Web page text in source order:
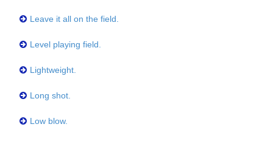
Leave it all on the field.
Level playing field.
Lightweight.
Long shot.
Low blow.